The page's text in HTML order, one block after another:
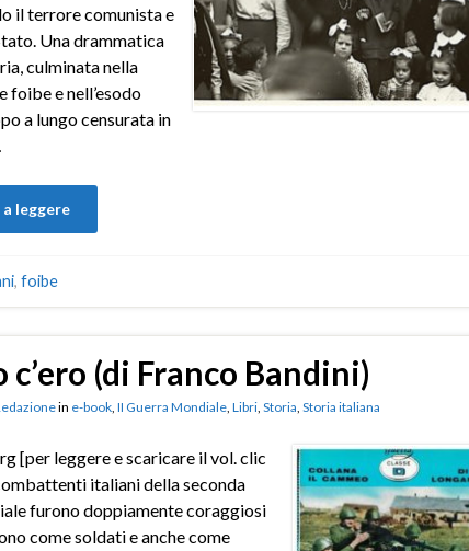
il terrore comunista e
Una drammatica
culminata nella
foibe e nell’esodo
a lungo censurata in
leggere
, foibe
c’ero (di Franco Bandini)
in e-book, II Guerra Mondiale, Libri, Storia, Storia italiana
[per leggere e scaricare il vol. clic
italiani della seconda
furono doppiamente coraggiosi
come soldati e anche come